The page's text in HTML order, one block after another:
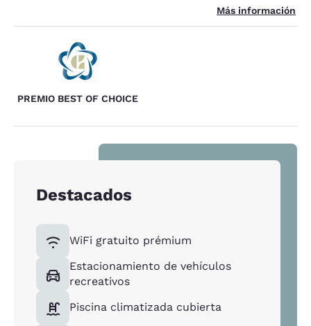
Más información
PREMIO BEST OF CHOICE
Destacados
WiFi gratuito prémium
Estacionamiento de vehículos
recreativos
Piscina climatizada cubierta